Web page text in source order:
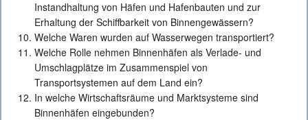
Instandhaltung von Häfen und Hafenbauten und zur
Erhaltung der Schiffbarkeit von Binnengewässern?
Welche Waren wurden auf Wasserwegen transportiert?
Welche Rolle nehmen Binnenhäfen als Verlade- und
Umschlagplätze im Zusammenspiel von
Transportsystemen auf dem Land ein?
In welche Wirtschaftsräume und Marktsysteme sind
Binnenhäfen eingebunden?